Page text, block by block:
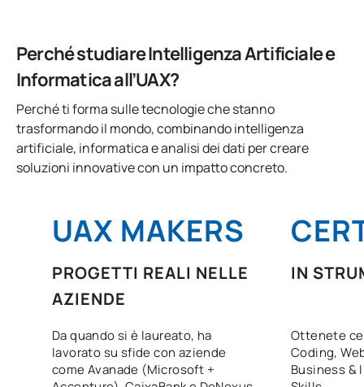
Perché studiare Intelligenza Artificiale e
Informatica all’UAX?
Perché ti forma sulle tecnologie che stanno
trasformando il mondo, combinando intelligenza
artificiale, informatica e analisi dei dati per creare
soluzioni innovative con un impatto concreto.
UAX MAKERS
PROGETTI REALI NELLE
AZIENDE
Da quando si è laureato, ha
lavorato su sfide con aziende
come Avanade (Microsoft +
IN
Ottenete
Coding,
Business &